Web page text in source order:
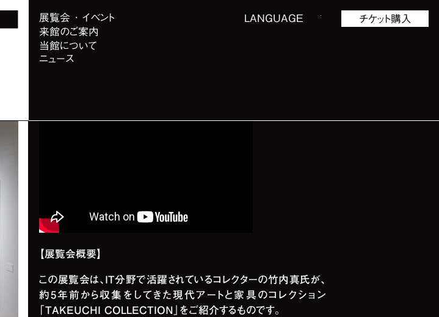
展覧会 ･ イベント
来館のご案内
当館について
ニュース
LANGUAGE チケット購入
【展覧会概要】
この展覧会は、IT分野で活躍されているコレクターの竹内真氏が、
約5年前から収集をしてきた現代アートと家具のコレクション
「TAKEUCHI COLLECTION」をご紹介するものです。